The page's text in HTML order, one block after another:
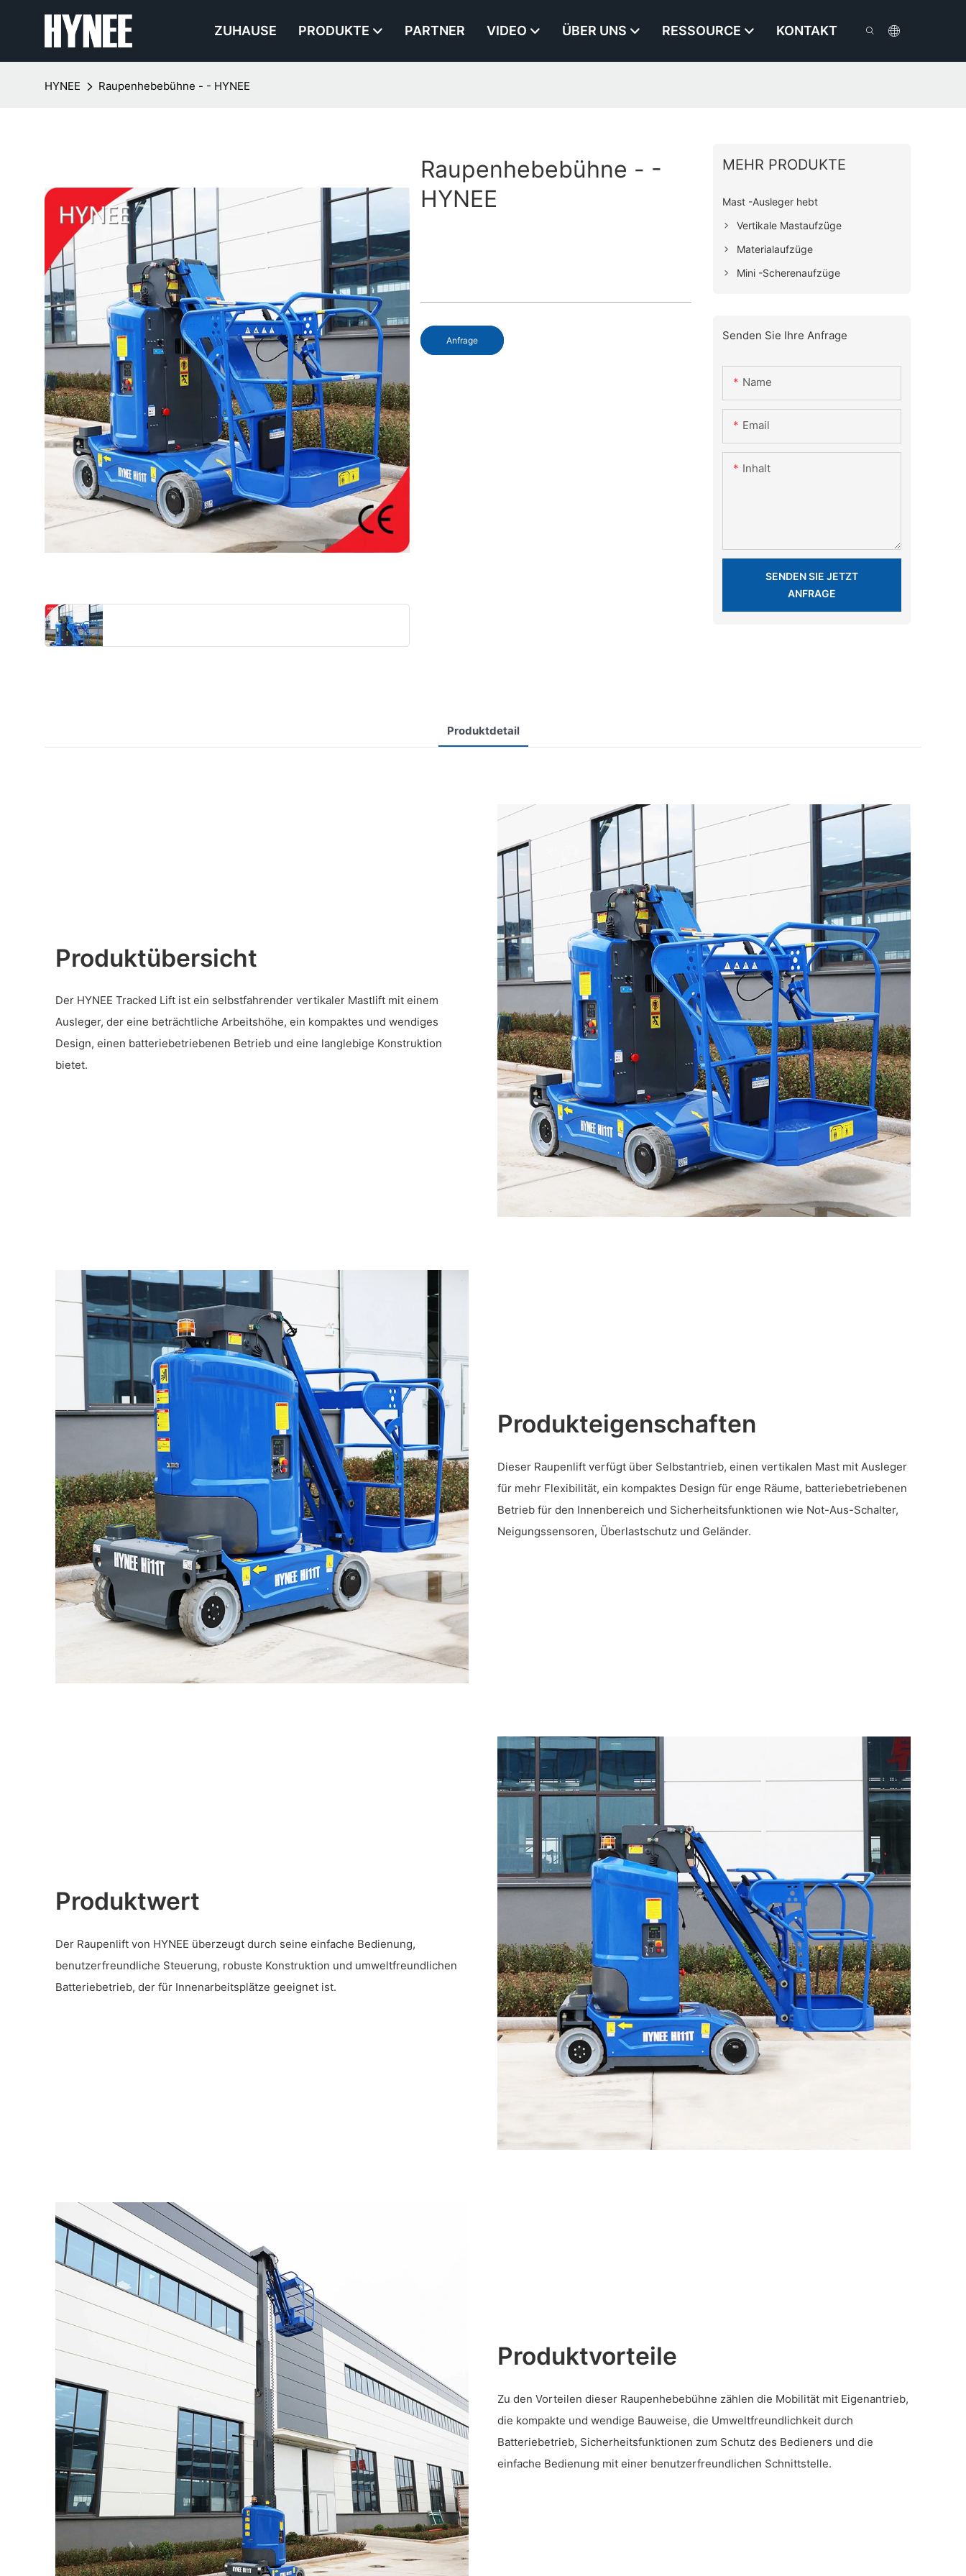
ZUHAUSE PRODUKTE PARTNER VIDEO ÜBER UNS RESSOURCE KONTAKT
HYNEE Raupenhebebühne - - HYNEE
Raupenhebebühne - -
HYNEE
Anfrage
MEHR PRODUKTE
Mast -Ausleger hebt
Vertikale Mastaufzüge
Materialaufzüge
Mini -Scherenaufzüge
Senden Sie Ihre Anfrage
Name
Email
Inhalt
SENDEN SIE JETZT
ANFRAGE
Produktdetail
Produktübersicht
Der HYNEE Tracked Lift ist ein selbstfahrender vertikaler Mastlift mit einem
Ausleger, der eine beträchtliche Arbeitshöhe, ein kompaktes und wendiges
Design, einen batteriebetriebenen Betrieb und eine langlebige Konstruktion
bietet.
Produkteigenschaften
Dieser Raupenlift verfügt über Selbstantrieb, einen vertikalen Mast mit Ausleger
für mehr Flexibilität, ein kompaktes Design für enge Räume, batteriebetriebenen
Betrieb für den Innenbereich und Sicherheitsfunktionen wie Not-Aus-Schalter,
Neigungssensoren, Überlastschutz und Geländer.
Produktwert
Der Raupenlift von HYNEE überzeugt durch seine einfache Bedienung,
benutzerfreundliche Steuerung, robuste Konstruktion und umweltfreundlichen
Batteriebetrieb, der für Innenarbeitsplätze geeignet ist.
Produktvorteile
Zu den Vorteilen dieser Raupenhebebühne zählen die Mobilität mit Eigenantrieb,
die kompakte und wendige Bauweise, die Umweltfreundlichkeit durch
Batteriebetrieb, Sicherheitsfunktionen zum Schutz des Bedieners und die
einfache Bedienung mit einer benutzerfreundlichen Schnittstelle.